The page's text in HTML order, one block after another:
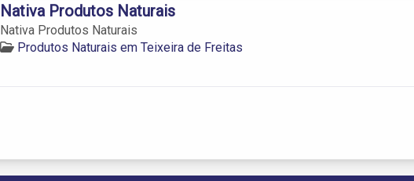
Nativa Produtos Naturais
Nativa Produtos Naturais
Produtos Naturais em Teixeira de Freitas